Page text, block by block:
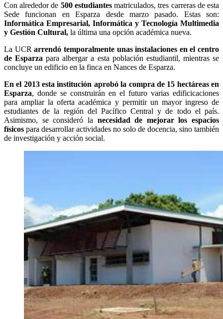
Con alrededor de 500 estudiantesmatriculados, tres carreras de esta
Sede funcionan en Esparza desde marzo pasado. Estas son:
Informática Empresarial, Informática y Tecnología Multimedia
y Gestión Cultural, la última una opción académica nueva.
La UCRarrendó temporalmente unas instalaciones en el centro
de Esparza para albergar a esta población estudiantil, mientras se
concluye un edificio en la finca en Nances de Esparza.
En el 2013 esta institución aprobó la compra de 15 hectáreas en
Esparza, donde se construirán en el futuro varias edificicaciones
para ampliar la oferta académica y permitir un mayor ingreso de
estudiantes de la región del Pacífico Central y de todo el país.
Asimismo, se consideró la necesidad de mejorar los espacios
físicos para desarrollar actividades no solo de docencia, sino también
de investigación y acción social.